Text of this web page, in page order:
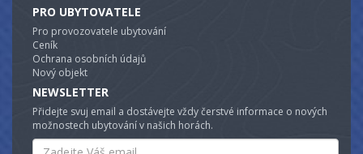
PRO UBYTOVATELE
Pro provozovatele ubytování
Ceník
Ochrana osobních údajů
Nový objekt
NEWSLETTER
Přidejte svuj email a dostávejte vždy čerstvé informace o nových
možnostech ubytování v našich horách.
Email